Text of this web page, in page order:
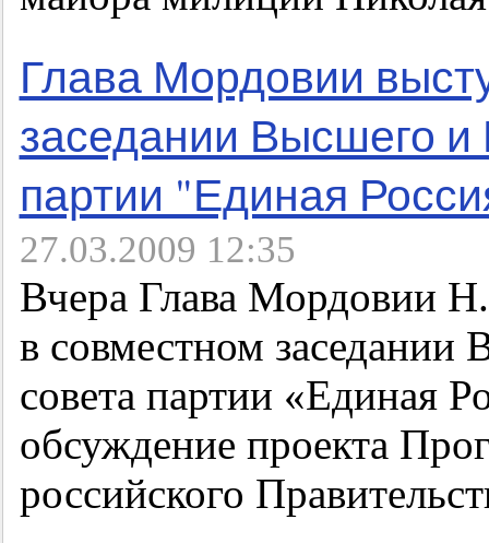
Глава Мордовии
заседании Высшего и
партии "Единая
27.03.2009 12:35
Вчера Глава Мордовии
в совместном заседании
совета партии «Единая
обсуждение проекта
российского